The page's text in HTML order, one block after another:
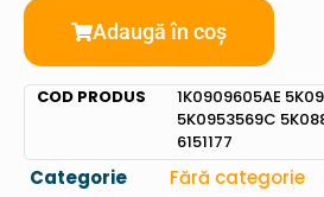
Adaugă în coș
COD PRODUS
1K0909605AE
5K0953569C
6151177
Categorie
Fără categorie